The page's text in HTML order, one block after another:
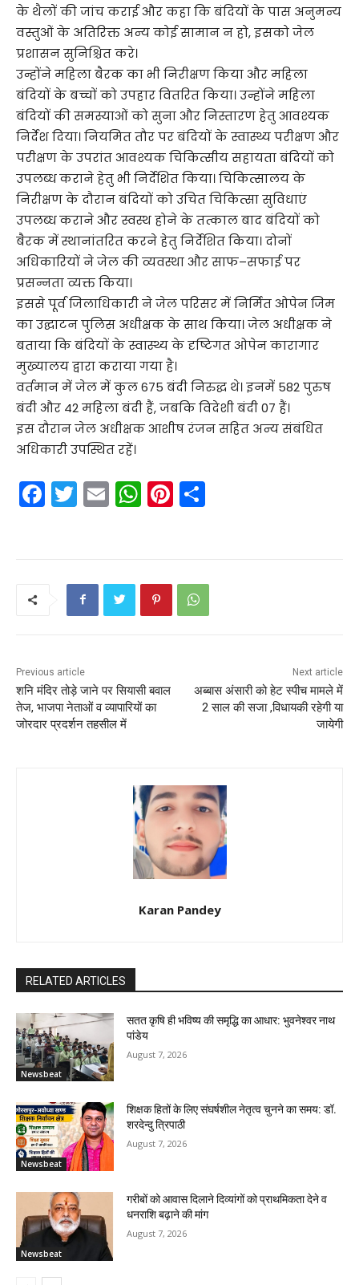
के थैलों की जांच कराई और कहा कि बंदियों के पास अनुमन्य
वस्तुओं के अतिरिक्त अन्य कोई सामान न हो, इसको जेल
प्रशासन सुनिश्चित करे।
उन्होंने महिला बैरक का भी निरीक्षण किया और महिला
बंदियों के बच्चों को उपहार वितरित किया। उन्होंने महिला
बंदियों की समस्याओं को सुना और निस्तारण हेतु आवश्यक
निर्देश दिया। नियमित तौर पर बंदियों के स्वास्थ्य परीक्षण और
परीक्षण के उपरांत आवश्यक चिकित्सीय सहायता बंदियों को
उपलब्ध कराने हेतु भी निर्देशित किया। चिकित्सालय के
निरीक्षण के दौरान बंदियों को उचित चिकित्सा सुविधाएं
उपलब्ध कराने और स्वस्थ होने के तत्काल बाद बंदियों को
बैरक में स्थानांतरित करने हेतु निर्देशित किया। दोनों
अधिकारियों ने जेल की व्यवस्था और साफ–सफाई पर
प्रसन्नता व्यक्त किया।
इससे पूर्व जिलाधिकारी ने जेल परिसर में निर्मित ओपेन जिम
का उद्घाटन पुलिस अधीक्षक के साथ किया। जेल अधीक्षक ने
बताया कि बंदियों के स्वास्थ्य के दृष्टिगत ओपेन कारागार
मुख्यालय द्वारा कराया गया है।
वर्तमान में जेल में कुल 675 बंदी निरुद्ध थे। इनमें 582 पुरुष
बंदी और 42 महिला बंदी हैं, जबकि विदेशी बंदी 07 हैं।
इस दौरान जेल अधीक्षक आशीष रंजन सहित अन्य संबंधित
अधिकारी उपस्थित रहें।
F
a
k
T
w
E
m
W
h
A
p
Pi
nt
st
Previous article
शनि मंदिर तोड़े जाने पर सियासी बवाल
तेज, भाजपा नेताओं व व्यापारियों का
जोरदार प्रदर्शन तहसील में
Next article
अब्बास अंसारी को हेट स्पीच मामले में
2 साल की सजा ,विधायकी रहेगी या
जायेगी
Karan Pandey
RELATED ARTICLES
Newsbeat
सतत कृषि ही भविष्य की समृद्धि का आधार: भुवनेश्वर नाथ
पांडेय
August 7, 2026
Newsbeat
शिक्षक हितों के लिए संघर्षशील नेतृत्व चुनने का समय: डॉ.
शरदेन्दु त्रिपाठी
August 7, 2026
Newsbeat
गरीबों को आवास दिलाने दिव्यांगों को प्राथमिकता देने व
धनराशि बढ़ाने की मांग
August 7, 2026